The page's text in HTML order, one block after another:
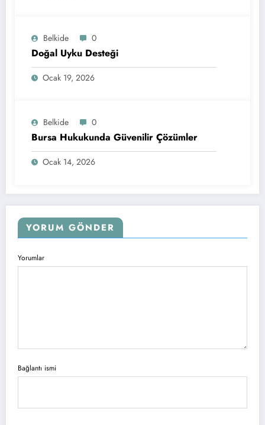
Belkide 0
Doğal Uyku Desteği
Ocak 19, 2026
Belkide 0
Bursa Hukukunda Güvenilir Çözümler
Ocak 14, 2026
YORUM GÖNDER
Yorumlar
Bağlantı ismi